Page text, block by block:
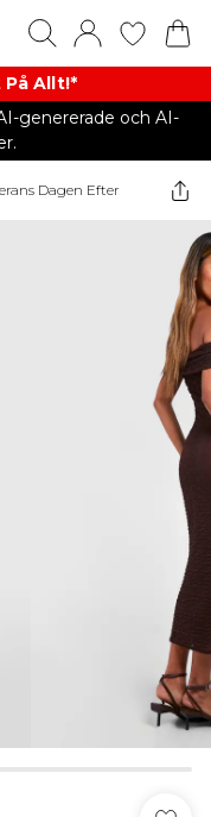
På Allt!*
genererade och AI-
Dagen Efter